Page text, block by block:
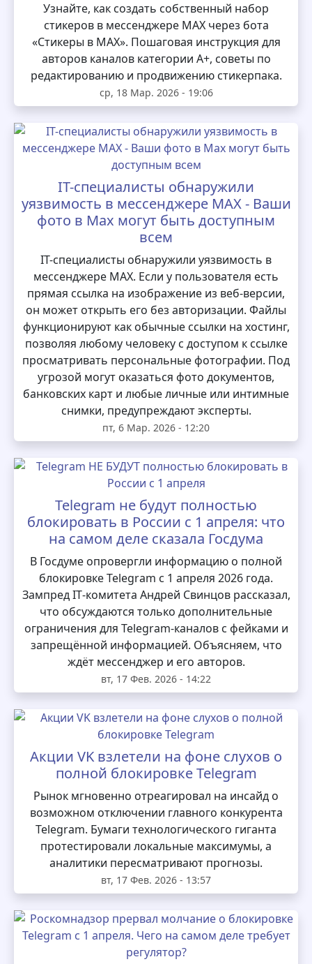
Узнайте, как создать собственный набор
стикеров в мессенджере MAX через бота
«Стикеры в MAX». Пошаговая инструкция для
авторов каналов категории А+, советы по
редактированию и продвижению стикерпака.
ср, 18 Мар. 2026 - 19:06
IT-специалисты обнаружили
уязвимость в мессенджере MAX - Ваши
фото в Max могут быть доступным
всем
IT-специалисты обнаружили уязвимость в
мессенджере MAX. Если у пользователя есть
прямая ссылка на изображение из веб-версии,
он может открыть его без авторизации. Файлы
функционируют как обычные ссылки на хостинг,
позволяя любому человеку с доступом к ссылке
просматривать персональные фотографии. Под
угрозой могут оказаться фото документов,
банковских карт и любые личные или интимные
снимки, предупреждают эксперты.
пт, 6 Мар. 2026 - 12:20
Telegram не будут полностью
блокировать в России с 1 апреля: что
на самом деле сказала Госдума
В Госдуме опровергли информацию о полной
блокировке Telegram с 1 апреля 2026 года.
Зампред IT‑комитета Андрей Свинцов рассказал,
что обсуждаются только дополнительные
ограничения для Telegram‑каналов с фейками и
запрещённой информацией. Объясняем, что
ждёт мессенджер и его авторов.
вт, 17 Фев. 2026 - 14:22
Акции VK взлетели на фоне слухов о
полной блокировке Telegram
Рынок мгновенно отреагировал на инсайд о
возможном отключении главного конкурента
Telegram. Бумаги технологического гиганта
протестировали локальные максимумы, а
аналитики пересматривают прогнозы.
вт, 17 Фев. 2026 - 13:57